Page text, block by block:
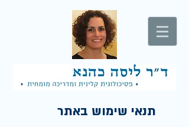
תנאי שימוש באתר